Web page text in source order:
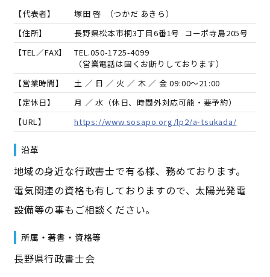
【代表者】 塚田 啓 （つかだ あきら）
【住所】
長野県松本市桐3丁目6番1号 コーポ寺島205号
【TEL／FAX】
TEL.050-1725-4099
（営業電話は固くお断りしております）
【営業時間】
土 ／ 日 ／ 火 ／ 木 ／ 金 09:00～21:00
【定休日】
月 ／ 水（休日、時間外対応可能・要予約）
【URL】
https://www.sosapo.org/lp2/a-tsukada/
沿革
地域の身近な行政書士で有る様、務めております。
電気関連の資格も有しておりますので、太陽光発電
設備等の事もご相談ください。
所属・著書・資格等
長野県行政書士会